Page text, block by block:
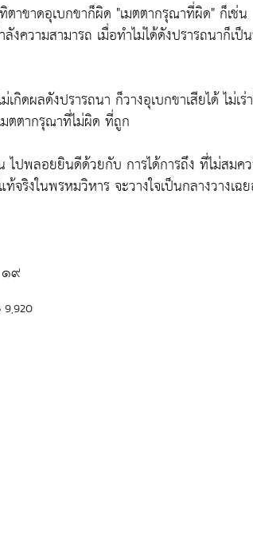
าขาดอุเบกขาก็ผิด "เมตตากรุณาที่ผิด" ก็เช่น
ความสามารถ เมื่อทำไม่ได้ดังปรารถนาก็เป็
เกิดผลดังปรารถนา ก็วางอุเบกขาเสียได้ ไม่เ
มตตากรุณาที่ไม่ผิด ที่ถูก
ไปพลอยยินดีด้วยกับ การได้การถึง ที่ไม่สมค
จริงในพรหมวิหาร จะวางใจเป็นกลางวางเฉ
๙
9,920